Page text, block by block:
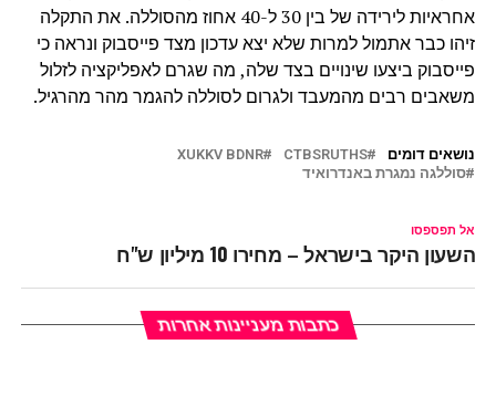
אחראיות לירידה של בין 30 ל-40 אחוז מהסוללה. את התקלה
זיהו כבר אתמול למרות שלא יצא עדכון מצד פייסבוק ונראה כי
פייסבוק ביצעו שינויים בצד שלה, מה שגרם לאפליקציה לזלול
משאבים רבים מהמעבד ולגרום לסוללה להגמר מהר מהרגיל.
נושאים דומים CTBSRUTHS
XUKKV BDNR
סוללגה נמגרת באנדרואיד
אל תפספסו
השעון היקר בישראל – מחירו 10 מיליון ש"ח
כתבות מעניינות אחרות